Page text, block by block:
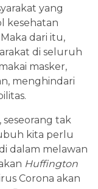
yang
kesehatan
dari itu,
di seluruh
masker,
menghindari
seseorang tak
kita perlu
dalam melawan
Huffington
Corona akan